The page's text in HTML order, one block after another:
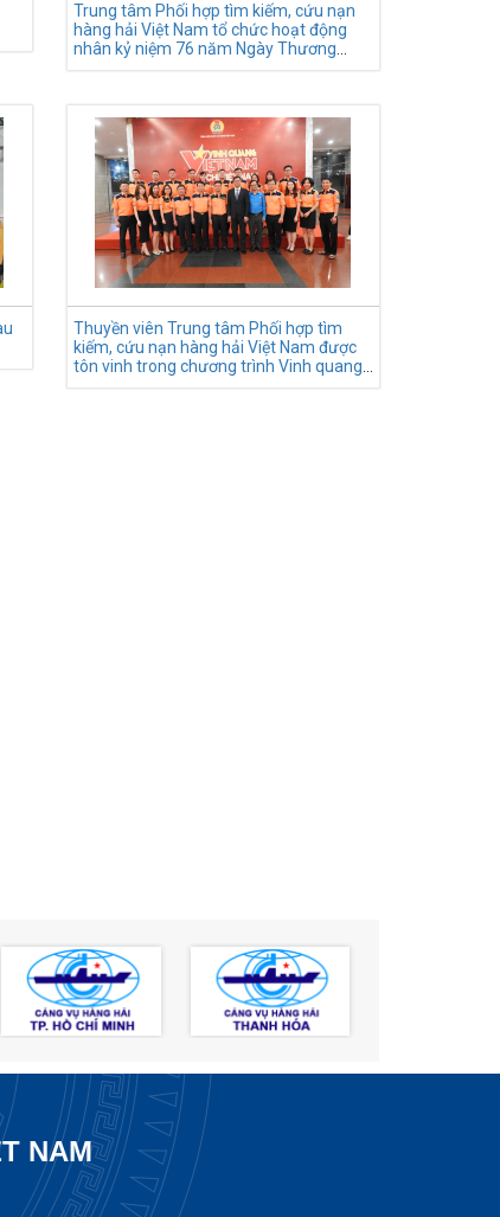
Trung tâm Phối hợp tìm kiếm, cứu nạn
hàng hải Việt Nam tổ chức hoạt động
nhân kỷ niệm 76 năm Ngày Thương
Thuyền viên Trung tâm Phối hợp tìm
kiếm, cứu nạn hàng hải Việt Nam được
tôn vinh trong chương trình Vinh quang
NAM